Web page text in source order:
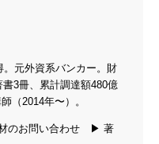
元外資系バンカー。財
3冊、累計調達額480億
（2014年〜）。
のお問い合わせ
▶ 著